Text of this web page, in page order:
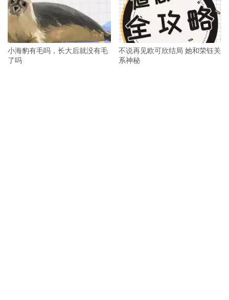
小海豹有毛吗，长大后就没有毛
了吗
不说再见欧可欣结局 她和荣钰关
系神秘